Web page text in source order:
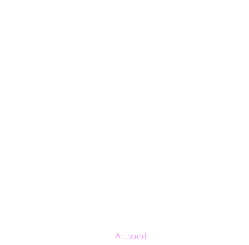
Accueil